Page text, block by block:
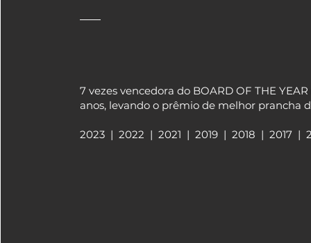
7 vezes vencedora do BOARD OF THE
anos, levando o prêmio de melhor prancha
2023 | 2022 | 2021 | 2019 | 2018 | 2017 |